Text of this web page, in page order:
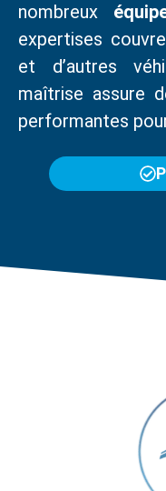
nombreux
expertises
et d’autres
maîtrise assure
performantes